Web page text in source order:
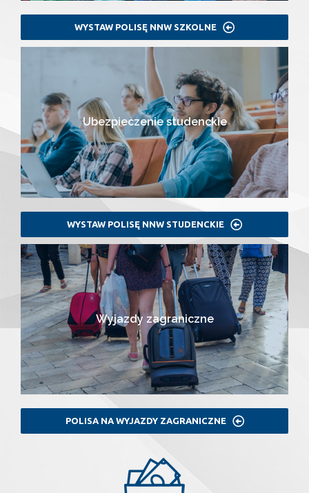
WYSTAW POLISĘ NNW SZKOLNE
Ubezpieczenie studenckie
WYSTAW POLISĘ NNW STUDENCKIE
Wyjazdy zagraniczne
POLISA NA WYJAZDY ZAGRANICZNE